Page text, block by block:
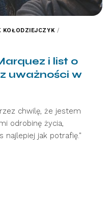
KOŁODZIEJCZYK /
i list o
uważności w
chwilę, że jestem
odrobinę życia,
najlepiej jak potrafię."